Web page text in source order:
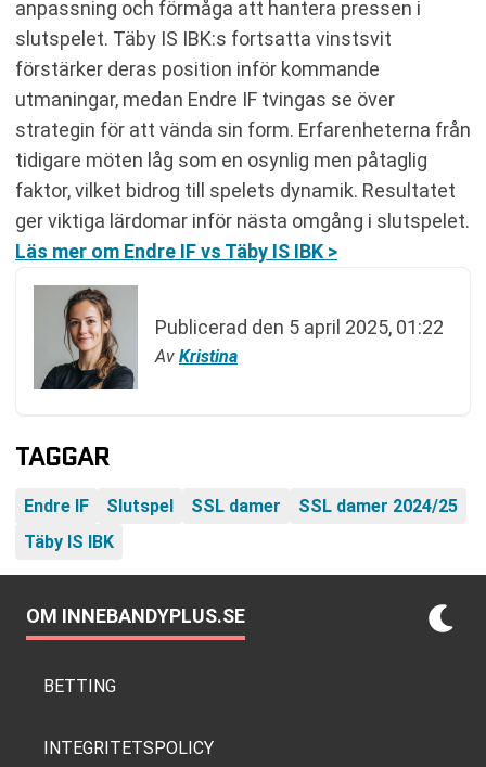
anpassning och förmåga att hantera pressen i
slutspelet. Täby IS IBK:s fortsatta vinstsvit
förstärker deras position inför kommande
utmaningar, medan Endre IF tvingas se över
strategin för att vända sin form. Erfarenheterna från
tidigare möten låg som en osynlig men påtaglig
faktor, vilket bidrog till spelets dynamik. Resultatet
ger viktiga lärdomar inför nästa omgång i slutspelet.
Läs mer om Endre IF vs Täby IS IBK >
Publicerad den 5 april 2025, 01:22
Av Kristina
TAGGAR
Endre IF Slutspel SSL damer
SSL damer 2024/25
Täby IS IBK
OM INNEBANDYPLUS.SE
BETTING
INTEGRITETSPOLICY